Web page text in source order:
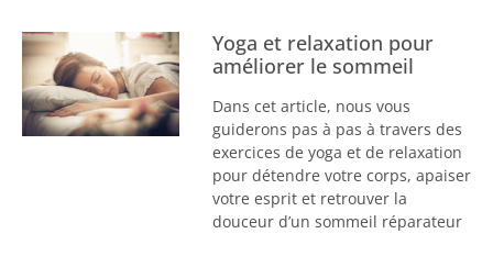
Yoga et relaxation pour
améliorer le sommeil
Dans cet article, nous vous
guiderons pas à pas à travers des
exercices de yoga et de relaxation
pour détendre votre corps, apaiser
votre esprit et retrouver la
douceur d’un sommeil réparateur